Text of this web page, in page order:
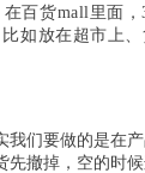
百货mall里面
如放在超市上
们要做的是在
撤掉，空的时